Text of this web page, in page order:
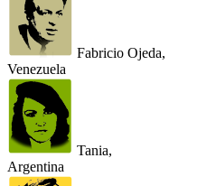
Fabricio Ojeda,
Venezuela
Tania,
Argentina